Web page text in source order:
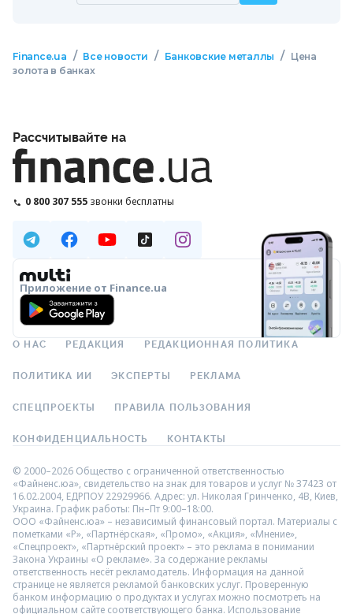
Finance.ua / Все новости / Банковские металлы /
Цена
золота в банках
Рассчитывайте на
0 800 307 555 звонки бесплатны
Приложение от Finance.ua
О НАС РЕДАКЦИЯ РЕДАКЦИОННАЯ ПОЛИТИКА
ПОЛИТИКА ИИ ЭКСПЕРТЫ РЕКЛАМА
СПЕЦПРОЕКТЫ ПРАВИЛА ПОЛЬЗОВАНИЯ
КОНФИДЕНЦИАЛЬНОСТЬ КОНТАКТЫ
© 2000–2026 Общество с ограниченной ответственностью
«Файненс.юа», свидетельство на знак для товаров и услуг № 37423 от
16.02.2004, ЕДРПОУ 22929966. Адрес: ул. Николая Гринченко, 4В, Киев,
Украина. График работы: Пн–Пт 9:00–18:00.
ООО «Файненс.юа» – независимый финансовый портал. Материалы с
пометками «Р», «Партнёрская», «Промо», «Акция», «Мнение»,
«Спецпроект», «Партнёрский проект» – это реклама в понимании
Закона Украины «О рекламе». За содержание рекламы
ответственность несёт рекламодатель. Информация на данной
странице не является рекламой банковских услуг. Проверенную
банком информацию о продуктах и услугах можно посмотреть на
официальном сайте соответствующего банка. Использование